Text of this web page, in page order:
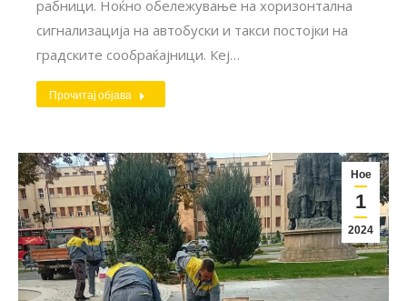
рабници. Ноќно обележување на хоризонтална
сигнализација на автобуски и такси постојки на
градските сообраќајници. Кеј…
Прочитај објава
Ное
1
2024